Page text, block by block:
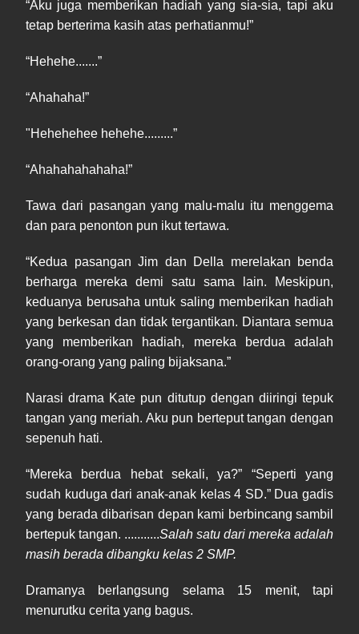
“Aku juga memberikan hadiah yang sia-sia, tapi aku
tetap berterima kasih atas perhatianmu!”
“Hehehe.......”
“Ahahaha!”
"Hehehehee hehehe.........”
“Ahahahahahaha!”
Tawa dari pasangan yang malu-malu itu menggema
dan para penonton pun ikut tertawa.
“Kedua pasangan Jim dan Della merelakan benda
berharga mereka demi satu sama lain. Meskipun,
keduanya berusaha untuk saling memberikan hadiah
yang berkesan dan tidak tergantikan. Diantara semua
yang memberikan hadiah, mereka berdua adalah
orang-orang yang paling bijaksana.”
Narasi drama Kate pun ditutup dengan diiringi tepuk
tangan yang meriah. Aku pun berteput tangan dengan
sepenuh hati.
“Mereka berdua hebat sekali, ya?” “Seperti yang
sudah kuduga dari anak-anak kelas 4 SD.” Dua gadis
yang berada dibarisan depan kami berbincang sambil
bertepuk tangan. ...........Salah satu dari mereka adalah
masih berada dibangku kelas 2 SMP.
Dramanya berlangsung selama 15 menit, tapi
menurutku cerita yang bagus.